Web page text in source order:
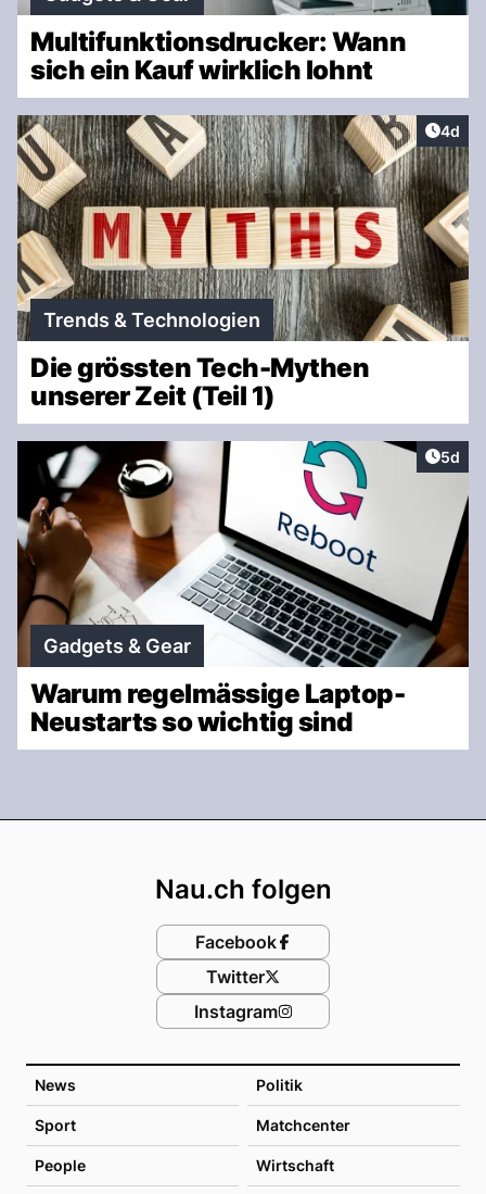
Multifunktionsdrucker: Wann
sich ein Kauf wirklich lohnt
4d
Trends & Technologien
Die grössten Tech-Mythen
unserer Zeit (Teil 1)
5d
Gadgets & Gear
Warum regelmässige Laptop-
Neustarts so wichtig sind
News Politik
Sport Matchcenter
People Wirtschaft
Nau.ch folgen
Facebook
Twitter
Instagram